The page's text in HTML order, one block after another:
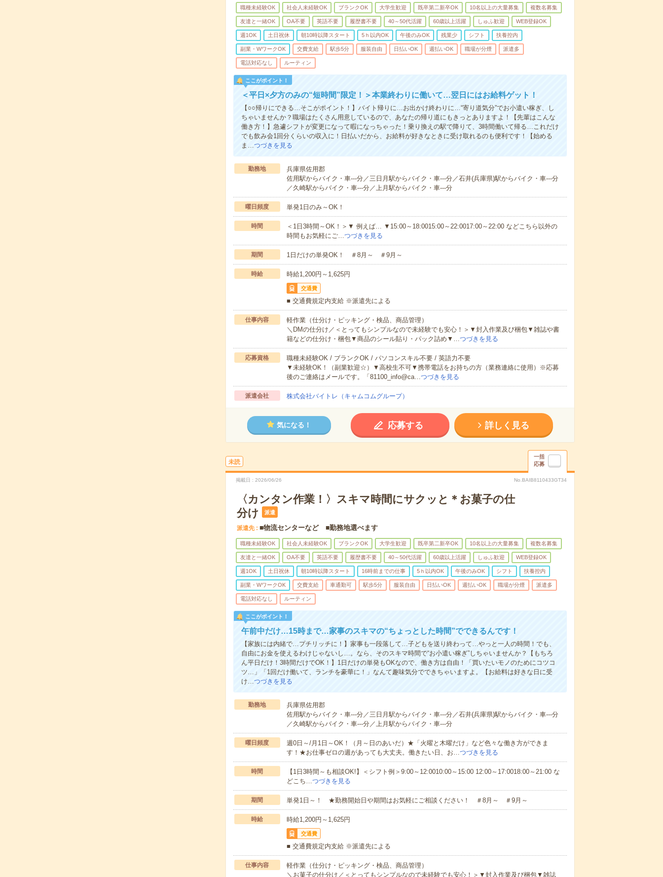
職種未経験OK 社会人未経験OK ブランクOK 大学生歓迎 既卒第二新卒OK 10名以上の大量募集 複数名募集
友達と一緒OK OA不要 英語不要 履歴書不要 40～50代活躍 60歳以上活躍 しゅふ歓迎 WEB登録OK
週1OK 土日祝休 朝10時以降スタート 5ｈ以内OK 午後のみOK 残業少 シフト 扶養控内
副業・WワークOK 交費支給 駅歩5分 服装自由 日払いOK 週払いOK 職場が分煙 派遣多
電話対応なし ルーティン
ここがポイント！
＜平日×夕方のみの“短時間”限定！＞本業終わりに働いて…翌日にはお給料ゲット！
【○○帰りにできる…そこがポイント！】バイト帰りに…お出かけ終わりに…“寄り道気分”でお小遣い稼ぎ、し
ちゃいませんか？職場はたくさん用意しているので、あなたの帰り道にもきっとありますよ！【先輩はこんな
働き方！】急遽シフトが変更になって暇になっちゃった！乗り換えの駅で降りて、3時間働いて帰る…これだけ
でも飲み会1回分くらいの収入に！日払いだから、お給料が好きなときに受け取れるのも便利です！【始める
ま…つづきを見る
勤務地
兵庫県佐用郡
佐用駅からバイク・車---分／三日月駅からバイク・車---分／石井(兵庫県)駅からバイク・車---分
／久崎駅からバイク・車---分／上月駅からバイク・車---分
曜日頻度 単発1日のみ～OK！
時間
＜1日3時間～OK！＞▼ 例えば… ▼15:00～18:0015:00～22:0017:00～22:00 などこちら以外の
時間もお気軽にご…つづきを見る
期間 1日だけの単発OK！ ＃8月～ ＃9月～
時給 時給1,200円～1,625円
交通費
■ 交通費規定内支給 ※派遣先による
仕事内容
軽作業（仕分け・ピッキング・検品、商品管理）
＼DMの仕分け／＜とってもシンプルなので未経験でも安心！＞▼封入作業及び梱包▼雑誌や書
籍などの仕分け・梱包▼商品のシール貼り・パック詰め▼…つづきを見る
応募資格
職種未経験OK / ブランクOK / パソコンスキル不要 / 英語力不要
▼未経験OK！（副業歓迎☆）▼高校生不可▼携帯電話をお持ちの方（業務連絡に使用）※応募
後のご連絡はメールです。「81100_info@ca…つづきを見る
派遣会社 株式会社バイトレ（キャムコムグループ）
気になる！ 応募する 詳しく見る
未読
一括
応募
掲載日 2026/06/26 No.BAIB8110433GT34
〈カンタン作業！〉スキマ時間にサクッと＊お菓子の仕
分け
派遣
派遣先 ■物流センターなど ■勤務地選べます
職種未経験OK 社会人未経験OK ブランクOK 大学生歓迎 既卒第二新卒OK 10名以上の大量募集 複数名募集
友達と一緒OK OA不要 英語不要 履歴書不要 40～50代活躍 60歳以上活躍 しゅふ歓迎 WEB登録OK
週1OK 土日祝休 朝10時以降スタート 16時前までの仕事 5ｈ以内OK 午後のみOK シフト 扶養控内
副業・WワークOK 交費支給 車通勤可 駅歩5分 服装自由 日払いOK 週払いOK 職場が分煙 派遣多
電話対応なし ルーティン
ここがポイント！
午前中だけ…15時まで…家事のスキマの“ちょっとした時間”でできるんです！
【家族には内緒で…プチリッチに！】家事も一段落して…子どもを送り終わって…やっと一人の時間！でも、
自由にお金を使えるわけじゃないし…。なら、そのスキマ時間で“お小遣い稼ぎ”しちゃいませんか？【もちろ
ん平日だけ！3時間だけでOK！】1日だけの単発もOKなので、働き方は自由！「買いたいモノのためにコツコ
ツ…」「1回だけ働いて、ランチを豪華に！」なんて趣味気分でできちゃいますよ。【お給料は好きな日に受
け…つづきを見る
勤務地
兵庫県佐用郡
佐用駅からバイク・車---分／三日月駅からバイク・車---分／石井(兵庫県)駅からバイク・車---分
／久崎駅からバイク・車---分／上月駅からバイク・車---分
曜日頻度
週0日～/月1日～OK！（月～日のあいだ）★「火曜と木曜だけ」など色々な働き方ができま
す！★お仕事ゼロの週があっても大丈夫。働きたい日、お…つづきを見る
時間
【1日3時間～も相談OK!】＜シフト例＞9:00～12:0010:00～15:00 12:00～17:0018:00～21:00 な
どこち…つづきを見る
期間 単発1日～！ ★勤務開始日や期間はお気軽にご相談ください！ ＃8月～ ＃9月～
時給 時給1,200円～1,625円
交通費
■ 交通費規定内支給 ※派遣先による
仕事内容
軽作業（仕分け・ピッキング・検品、商品管理）
＼お菓子の仕分け／＜とってもシンプルなので未経験でも安心！＞▼封入作業及び梱包▼雑誌